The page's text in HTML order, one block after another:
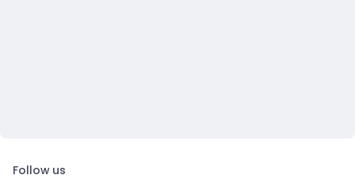
Follow us